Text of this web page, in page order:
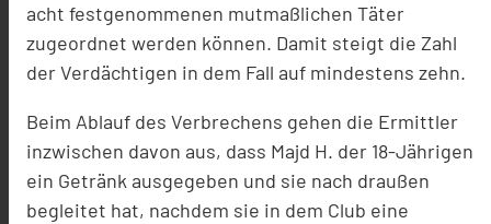
acht festgenommenen mutmaßlichen Täter
zugeordnet werden können. Damit steigt die Zahl
der Verdächtigen in dem Fall auf mindestens zehn.
Beim Ablauf des Verbrechens gehen die Ermittler
inzwischen davon aus, dass Majd H. der 18-Jährigen
ein Getränk ausgegeben und sie nach draußen
begleitet hat, nachdem sie in dem Club eine